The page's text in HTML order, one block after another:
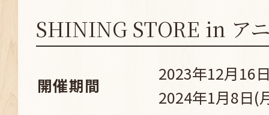
SHINING STORE in ア
開催期間
2023年12月16
2024年1月8日(